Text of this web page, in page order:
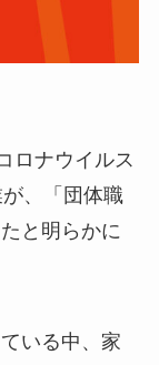
ロナウイルス
、「団体職
と明らかに
いる中、家